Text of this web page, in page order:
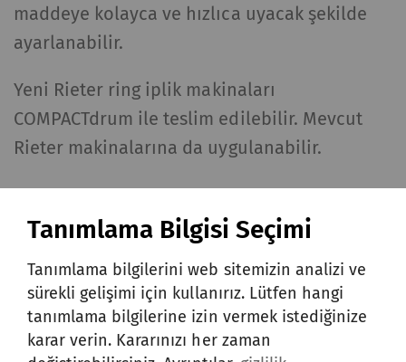
maddeye kolayca ve hızlıca uyacak şekilde
ayarlanabilir.
Yeni Rieter ring iplik makinaları
COMPACTdrum ile teslim edilebilir. Mevcut
Rieter makinalarına da uygulanabilir.
SATIŞ SONRASI
Tanımlama Bilgisi Seçimi
Tanımlama bilgilerini web sitemizin analizi ve
sürekli gelişimi için kullanırız. Lütfen hangi
tanımlama bilgilerine izin vermek istediğinize
karar verin. Kararınızı her zaman